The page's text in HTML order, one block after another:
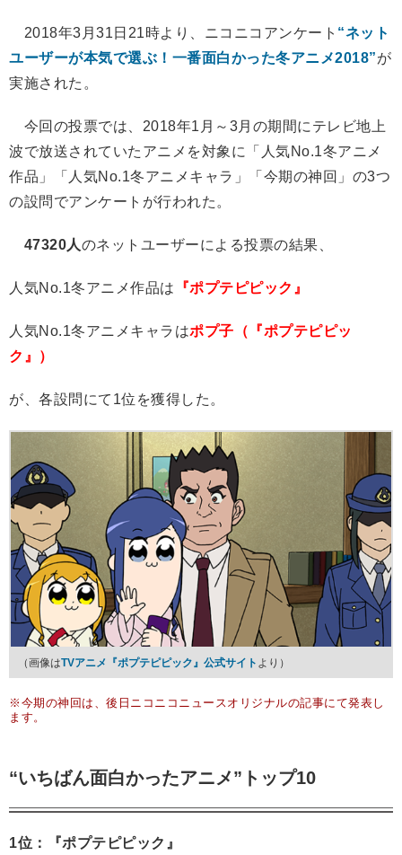
2018年3月31日21時より、ニコニコアンケート “ネット
ユーザーが本気で選ぶ！一番面白かった冬アニメ2018”が
実施された。
今回の投票では、2018年1月～3月の期間にテレビ地上
波で放送されていたアニメを対象に「人気No.1冬アニメ
作品」「人気No.1冬アニメキャラ」「今期の神回」の3つ
の設問でアンケートが行われた。
47320人のネットユーザーによる投票の結果、
人気No.1冬アニメ作品は 『ポプテピピック』
人気No.1冬アニメキャラはポプ子（『ポプテピピッ
ク』）
が、各設問にて1位を獲得した。
（画像はTVアニメ『ポプテピピック』公式サイト より）
※今期の神回は、後日ニコニコニュースオリジナルの記事にて発表し
ます。
“いちばん面白かったアニメ”トップ10
1位：『ポプテピピック』